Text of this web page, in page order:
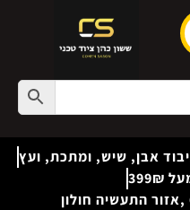
אבן, שיש, ומתכת, ועץ